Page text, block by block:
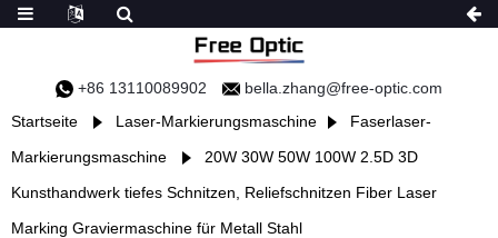
+86 13110089902
bella.zhang@free-optic.com
Startseite
Laser-Markierungsmaschine
Faserlaser-
Markierungsmaschine
20W 30W 50W 100W 2.5D 3D
Kunsthandwerk tiefes Schnitzen, Reliefschnitzen Fiber Laser
Marking Graviermaschine für Metall Stahl